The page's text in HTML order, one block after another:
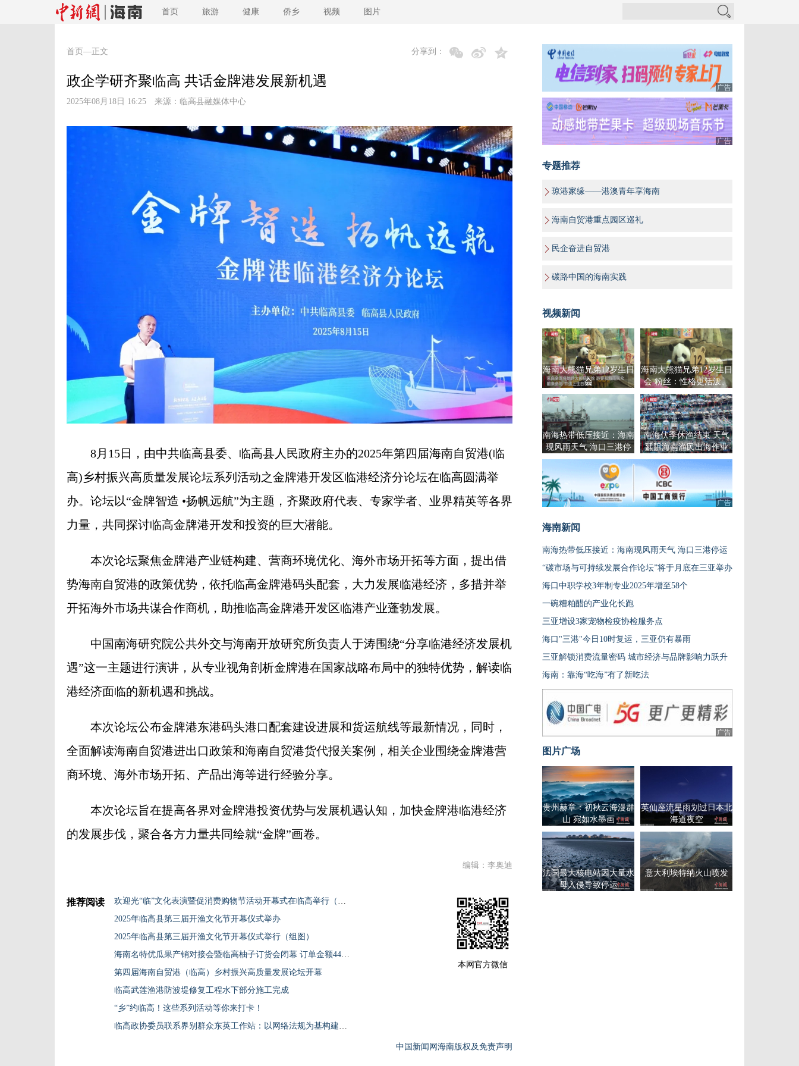
首页 旅游 健康 侨乡 视频 图片
首页 —正文 分享到：
政企学研齐聚临高 共话金牌港发展新机遇
2025年08月18日 16:25 来源： 临高县融媒体中心
8月15日，由中共临高县委、临高县人民政府主办的2025年第四届海南自贸港(临
高)乡村振兴高质量发展论坛系列活动之金牌港开发区临港经济分论坛在临高圆满举
办。论坛以“金牌智造 •扬帆远航”为主题，齐聚政府代表、专家学者、业界精英等各界
力量，共同探讨临高金牌港开发和投资的巨大潜能。
本次论坛聚焦金牌港产业链构建、营商环境优化、海外市场开拓等方面，提出借
势海南自贸港的政策优势，依托临高金牌港码头配套，大力发展临港经济，多措并举
开拓海外市场共谋合作商机，助推临高金牌港开发区临港产业蓬勃发展。
中国南海研究院公共外交与海南开放研究所负责人于涛围绕“分享临港经济发展机
遇”这一主题进行演讲，从专业视角剖析金牌港在国家战略布局中的独特优势，解读临
港经济面临的新机遇和挑战。
本次论坛公布金牌港东港码头港口配套建设进展和货运航线等最新情况，同时，
全面解读海南自贸港进出口政策和海南自贸港货代报关案例，相关企业围绕金牌港营
商环境、海外市场开拓、产品出海等进行经验分享。
本次论坛旨在提高各界对金牌港投资优势与发展机遇认知，加快金牌港临港经济
的发展步伐，聚合各方力量共同绘就“金牌”画卷。
编辑：李奥迪
推荐阅读
欢迎光“临”文化表演暨促消费购物节活动开幕式在临高举行（组图）
2025年临高县第三届开渔文化节开幕仪式举办
2025年临高县第三届开渔文化节开幕仪式举行（组图）
海南名特优瓜果产销对接会暨临高柚子订货会闭幕 订单金额4445万元
第四届海南自贸港（临高）乡村振兴高质量发展论坛开幕
临高武莲渔港防波堤修复工程水下部分施工完成
“乡”约临高！这些系列活动等你来打卡！
临高政协委员联系界别群众东英工作站：以网络法规为基构建履职新格局
本网官方微信
中国新闻网海南版权及免责声明
广告
广告
专题推荐
琼港家缘——港澳青年享海南
海南自贸港重点园区巡礼
民企奋进自贸港
碳路中国的海南实践
视频新闻
海南大熊猫兄弟12岁生日
会
海南大熊猫兄弟12岁生日
会 粉丝：性格更活泼、
生活节奏越来越“海南”
南海热带低压接近：海南
现风雨天气 海口三港停
运
南海伏季休渔结束 天气
延阻海南渔民出海作业
广告
海南新闻
南海热带低压接近：海南现风雨天气 海口三港停运
“碳市场与可持续发展合作论坛”将于月底在三亚举办
海口中职学校3年制专业2025年增至58个
一碗糟粕醋的产业化长跑
三亚增设3家宠物检疫协检服务点
海口"三港"今日10时复运，三亚仍有暴雨
三亚解锁消费流量密码 城市经济与品牌影响力跃升
海南：靠海“吃海”有了新吃法
广告
图片广场
贵州赫章：初秋云海漫群
山 宛如水墨画
英仙座流星雨划过日本北
海道夜空
法国最大核电站因大量水
母入侵导致停运
意大利埃特纳火山喷发